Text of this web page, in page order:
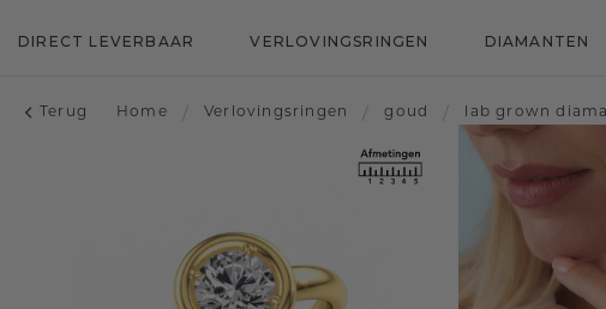
DIRECT LEVERBAAR VERLOVINGSRINGEN DIAMANTEN
Terug Home / Verlovingsringen / goud / lab grown